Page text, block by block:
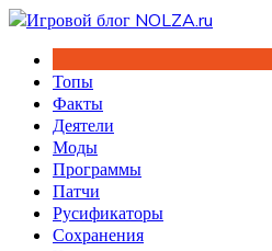
Перейти
содержимому
Топы
Факты
Деятели
Моды
Программы
Патчи
Русификаторы
Сохранения